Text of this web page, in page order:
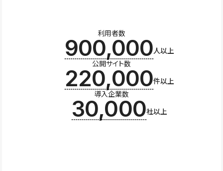
利用者数
900,000人以上
公開サイト数
220,000件以上
導入企業数
30,000社以上